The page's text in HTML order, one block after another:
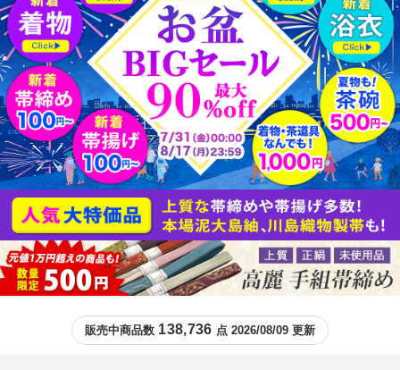
販売中商品数 138,736 点 2026/08/09 更新